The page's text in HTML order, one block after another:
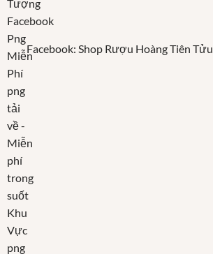
Facebook: Shop Rượu Hoàng Tiên Tửu